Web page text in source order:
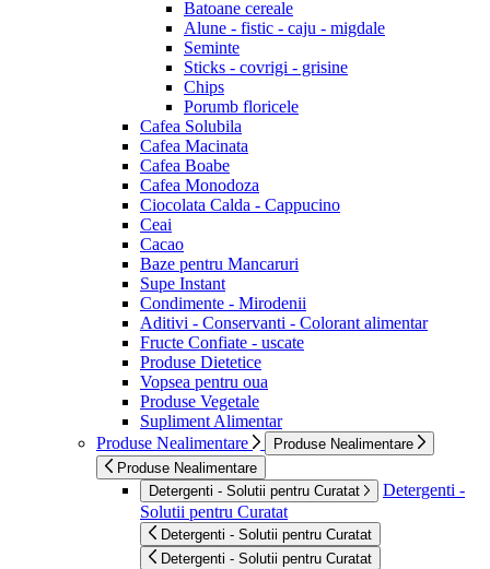
Batoane cereale
Alune - fistic - caju - migdale
Seminte
Sticks - covrigi - grisine
Chips
Porumb floricele
Cafea Solubila
Cafea Macinata
Cafea Boabe
Cafea Monodoza
Ciocolata Calda - Cappucino
Ceai
Cacao
Baze pentru Mancaruri
Supe Instant
Condimente - Mirodenii
Aditivi - Conservanti - Colorant alimentar
Fructe Confiate - uscate
Produse Dietetice
Vopsea pentru oua
Produse Vegetale
Supliment Alimentar
Produse Nealimentare
Produse Nealimentare
Produse Nealimentare
Detergenti - Solutii pentru Curatat
Detergenti -
Solutii pentru Curatat
Detergenti - Solutii pentru Curatat
Detergenti - Solutii pentru Curatat